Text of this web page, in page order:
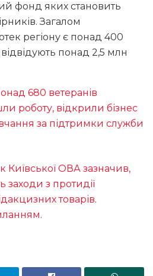
фонд яких становить
Загалом
регіону є понад 400
понад 2,5 млн
680 ветеранів
роботу, відкрили бізнес
за підтримки служби
Київської ОВА зазначив,
заходи з протидії
товарів.
.